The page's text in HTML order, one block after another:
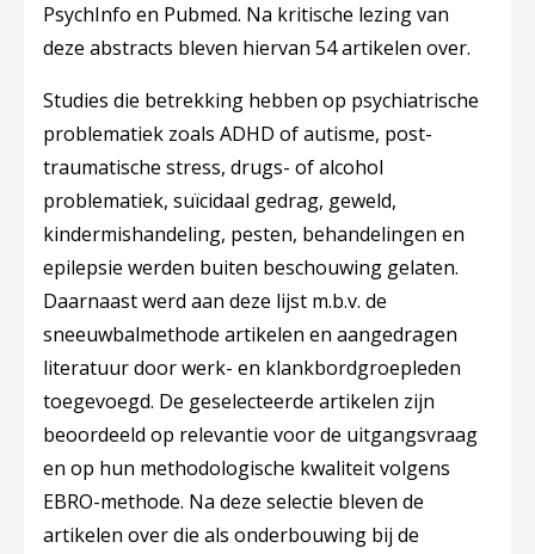
PsychInfo en Pubmed. Na kritische lezing van
deze abstracts bleven hiervan 54 artikelen over.
Studies die betrekking hebben op psychiatrische
problematiek zoals ADHD of autisme, post-
traumatische stress, drugs- of alcohol
problematiek, suïcidaal gedrag, geweld,
kindermishandeling, pesten, behandelingen en
epilepsie werden buiten beschouwing gelaten.
Daarnaast werd aan deze lijst m.b.v. de
sneeuwbalmethode artikelen en aangedragen
literatuur door werk- en klankbordgroepleden
toegevoegd. De geselecteerde artikelen zijn
beoordeeld op relevantie voor de uitgangsvraag
en op hun methodologische kwaliteit volgens
EBRO-methode. Na deze selectie bleven de
artikelen over die als onderbouwing bij de